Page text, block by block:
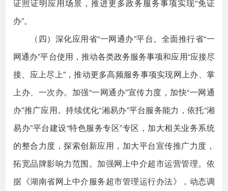
证照证明应用场景，推进更多政务服务事项实现“免证
办”。
（四）深化应用省“一网通办”平台。全面推行省“一
网通办”平台使用，推动各类政务服务事项和应用“应接尽
接、应上尽上”，推动更多高频服务事项实现网上办、掌
上办、一次办。加强“一网通办”宣传力度，加快“一网通
办”推广应用。持续优化“湘易办”平台服务能力，依托“湘
易办”平台建设“特色服务专区”专区，加大相关业务系统
的整合力度，探索创新应用，加大平台宣传推广力度，
拓宽品牌影响力范围。加强网上中介超市运营管理。依
据《湖南省网上中介服务超市管理运行办法》，动态调